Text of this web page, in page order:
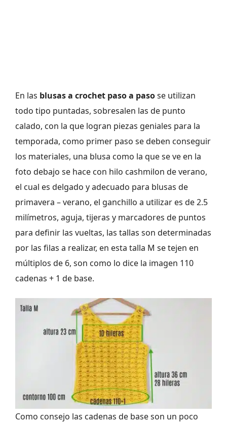
En las blusas a crochet paso a pasose utilizan
todo tipo puntadas, sobresalen las de punto
calado, con la que logran piezas geniales para la
temporada, como primer paso se deben conseguir
los materiales, una blusa como la que se ve en la
foto debajo se hace con hilo cashmilon de verano,
el cual es delgado y adecuado para blusas de
primavera – verano, el ganchillo a utilizar es de 2.5
milímetros, aguja, tijeras y marcadores de puntos
para definir las vueltas, las tallas son determinadas
por las filas a realizar, en esta talla M se tejen en
múltiplos de 6, son como lo dice la imagen 110
cadenas + 1 de base.
Como consejo las cadenas de base son un poco